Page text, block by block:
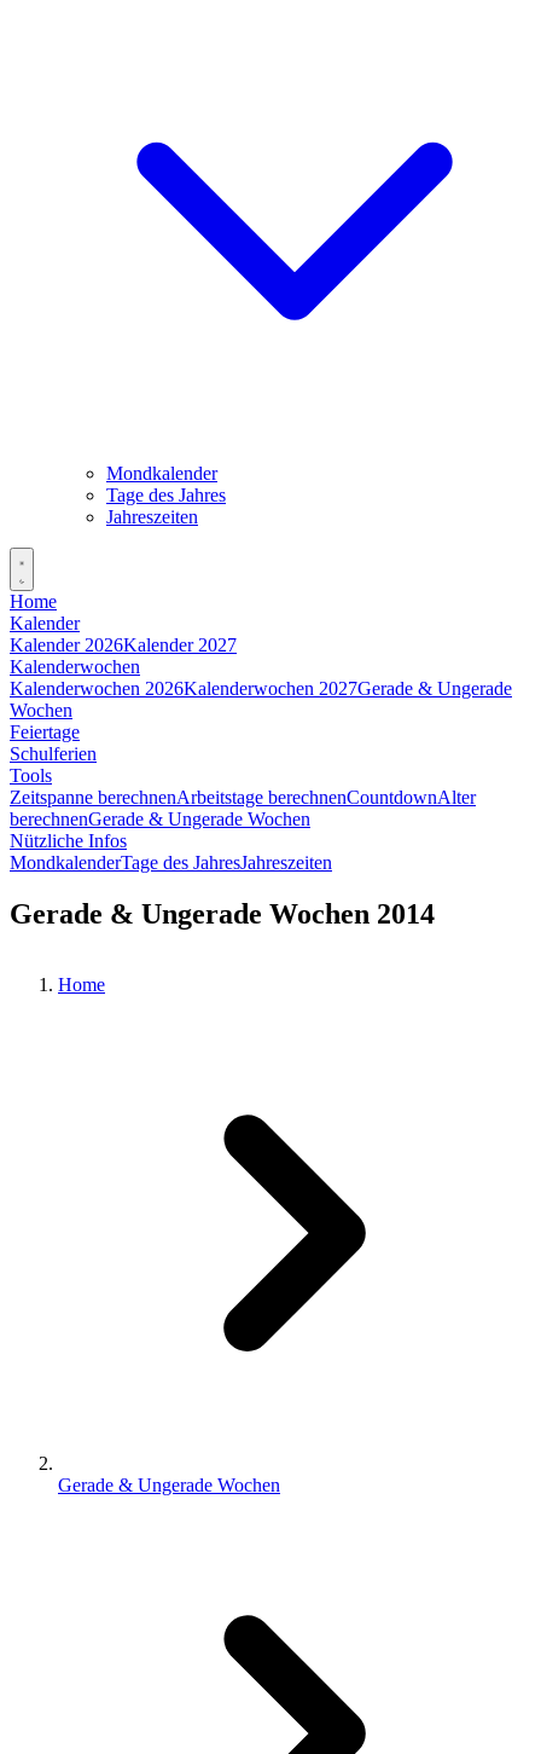
Mondkalender
Tage des Jahres
Jahreszeiten
Home
Kalender
Kalender 2026Kalender 2027
Kalenderwochen
Kalenderwochen 2026Kalenderwochen 2027Gerade & Ungerade
Wochen
Feiertage
Schulferien
Tools
Zeitspanne berechnenArbeitstage berechnenCountdownAlter
berechnenGerade & Ungerade Wochen
Nützliche Infos
MondkalenderTage des JahresJahreszeiten
Gerade & Ungerade Wochen 2014
Home
Gerade & Ungerade Wochen